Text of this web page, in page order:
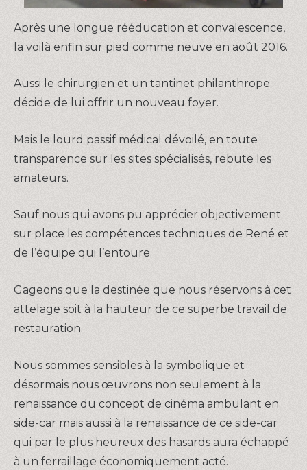
Après une longue rééducation et convalescence,
la voilà enfin sur pied comme neuve en août 2016.
Aussi le chirurgien et un tantinet philanthrope
décide de lui offrir un nouveau foyer.
Mais le lourd passif médical dévoilé, en toute
transparence sur les sites spécialisés, rebute les
amateurs.
Sauf nous qui avons pu apprécier objectivement
sur place les compétences techniques de René et
de l’équipe qui l’entoure.
Gageons que la destinée que nous réservons à cet
attelage soit à la hauteur de ce superbe travail de
restauration.
Nous sommes sensibles à la symbolique et
désormais nous œuvrons non seulement à la
renaissance du concept de cinéma ambulant en
side-car mais aussi à la renaissance de ce side-car
qui par le plus heureux des hasards aura échappé
à un ferraillage économiquement acté.